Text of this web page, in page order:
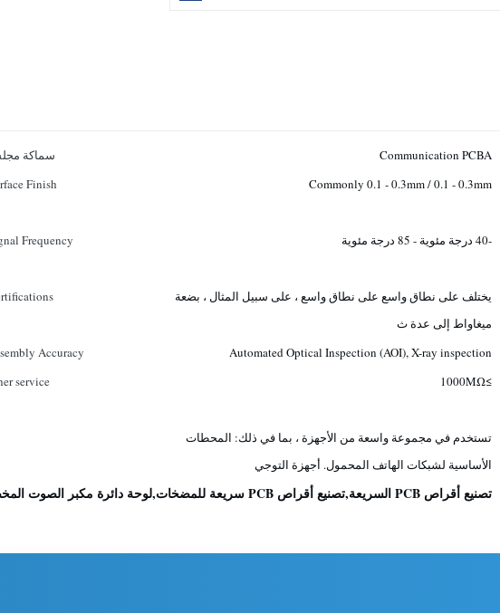
Communication PCBA سماكة
Commonly 0.1 - 0.3mm / 0.1 - 0.3mm
Finish:
-40 درجة مئوية - 85 درجة مئوية Frequency:
يختلف على نطاق واسع على نطاق واسع ، على سبيل المثال ، بضعة
ميغاواط إلى عدة ث
Automated Optical Inspection (AOI), X-ray inspection
Accuracy:
≥1000MΩ
service:
تستخدم في مجموعة واسعة من الأجهزة ، بما في ذلك: المحطات
الأساسية لشبكات الهاتف المحمول. أجهزة التوجي
تصنيع أقراص PCB السريعة,تصنيع أقراص PCB سريعة للمضخات,لوحة دائرة مكبر الصوت المخصصة